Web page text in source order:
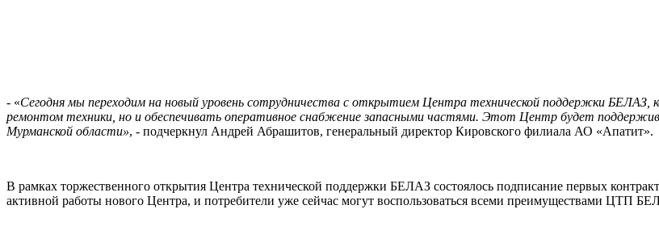
- «Сегодня мы переходим на новый уровень сотрудничества с открытием Центра технической поддержки БЕЛАЗ,
ремонтом техники, но и обеспечивать оперативное снабжение запасными частями. Этот Центр будет
Мурманской области», - подчеркнул Андрей Абрашитов, генеральный директор Кировского филиала АО «Апатит».
В рамках торжественного открытия Центра технической поддержки БЕЛАЗ состоялось подписание первых
активной работы нового Центра, и потребители уже сейчас могут воспользоваться всеми преимуществами ЦТП